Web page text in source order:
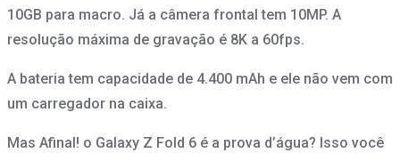
10GB para macro. Já a câmera frontal tem 10MP. A
resolução máxima de gravação é 8K a 60fps.
A bateria tem capacidade de 4.400 mAh e ele não vem com
um carregador na caixa.
Mas Afinal! o Galaxy Z Fold 6 é a prova d’água? Isso você